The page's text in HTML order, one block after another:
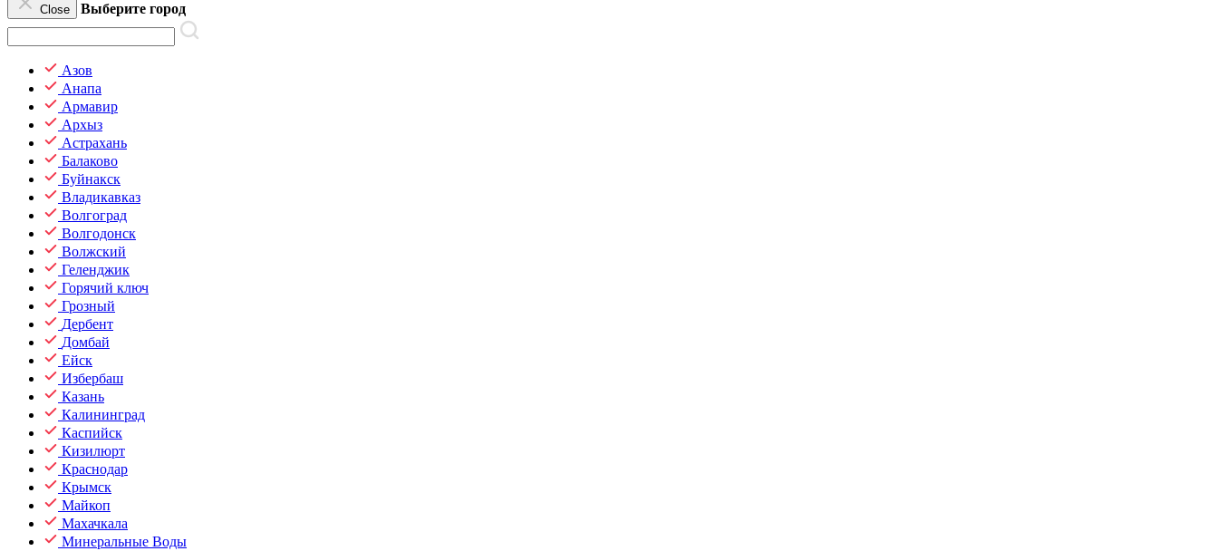
Close Выберите город
Азов
Анапа
Армавир
Архыз
Астрахань
Балаково
Буйнакск
Владикавказ
Волгоград
Волгодонск
Волжский
Геленджик
Горячий ключ
Грозный
Дербент
Домбай
Ейск
Избербаш
Казань
Калининград
Каспийск
Кизилюрт
Краснодар
Крымск
Майкоп
Махачкала
Минеральные Воды